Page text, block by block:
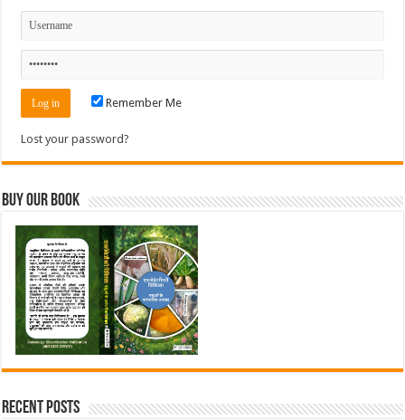
Remember Me
Lost your password?
Buy Our Book
Recent Posts